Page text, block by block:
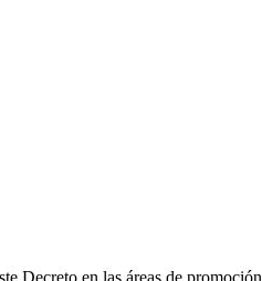
Decreto en las áreas de